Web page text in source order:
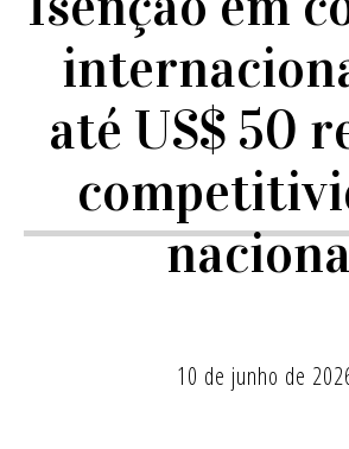
até US$ 50
10 de junho de